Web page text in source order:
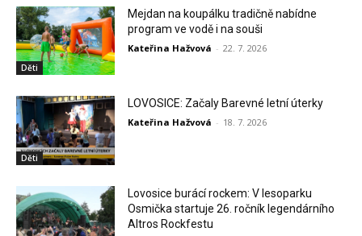
Děti
Mejdan na koupálku tradičně nabídne
program ve vodě i na souši
Kateřina Hažvová - 22. 7. 2026
Děti
LOVOSICE: Začaly Barevné letní úterky
Kateřina Hažvová - 18. 7. 2026
Lovosice burácí rockem: V lesoparku
Osmička startuje 26. ročník legendárního
Altros Rockfestu